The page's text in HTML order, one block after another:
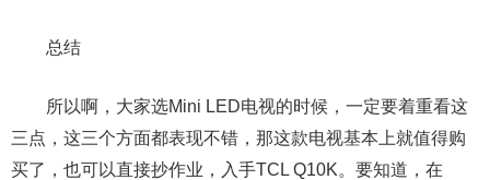
总结
所以啊，大家选Mini LED电视的时候，一定要着重看这
三点，这三个方面都表现不错，那这款电视基本上就值得购
买了，也可以直接抄作业，入手TCL Q10K。要知道，在